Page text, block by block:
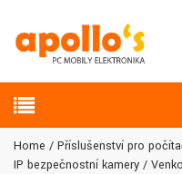
Home
Příslušenství pro
IP bezpečnostní kamery